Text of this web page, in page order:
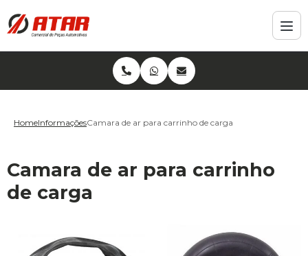
HomeInformaçõesCamara de ar para carrinho de carga
Camara de ar para carrinho
de carga